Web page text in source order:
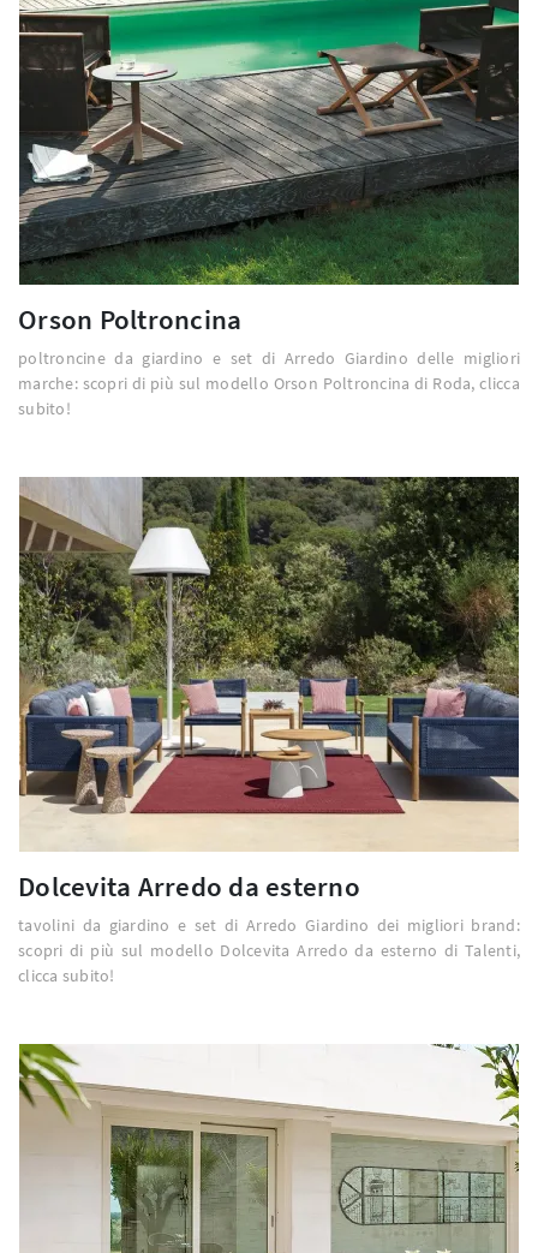
Orson Poltroncina
poltroncine da giardino e set di Arredo Giardino delle migliori
marche: scopri di più sul modello Orson Poltroncina di Roda, clicca
subito!
Dolcevita Arredo da esterno
tavolini da giardino e set di Arredo Giardino dei migliori brand:
scopri di più sul modello Dolcevita Arredo da esterno di Talenti,
clicca subito!